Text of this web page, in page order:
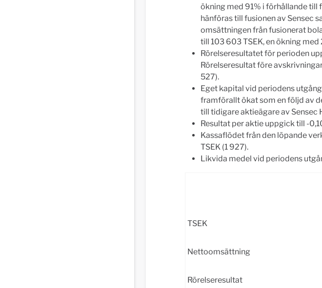
ökning med 91% i förhållande till
hänföras till fusionen av Sensec
omsättningen från fusionerat
till 103 603 TSEK, en ökning
Rörelseresultatet för perioden
Rörelseresultat före
527).
Eget kapital vid periodens
framförallt ökat som en följd av
till tidigare aktieägare av Sensec
Resultat per aktie uppgick till -
Kassaflödet från den löpande
TSEK (1 927).
Likvida medel vid periodens
TSEK
Nettoomsättning
Rörelseresultat